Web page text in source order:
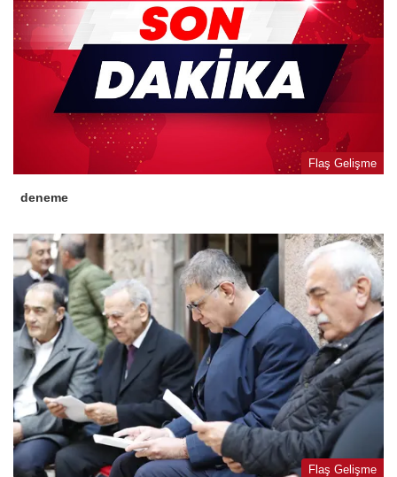
Flaş Gelişme
deneme
Flaş Gelişme